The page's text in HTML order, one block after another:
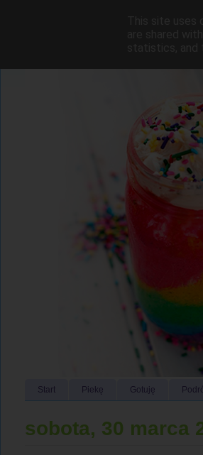
Start Piekę Gotuję
sobota, 30 marca